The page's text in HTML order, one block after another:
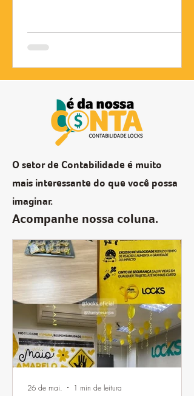
O setor de Contabilidade é muito
mais interessante do que você possa
imaginar.
Acompanhe nossa coluna.
26 de mai. 1 min de leitura